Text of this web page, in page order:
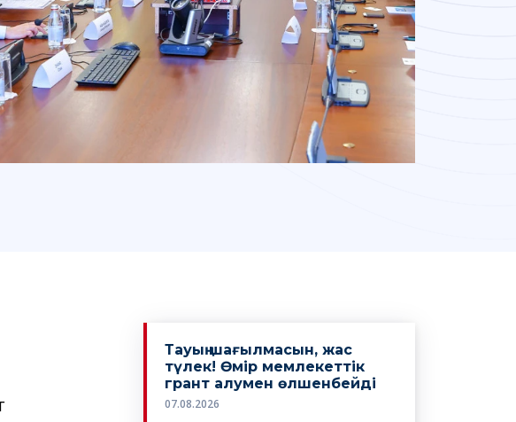
Тауың шағылмасын, жас
түлек! Өмiр мемлекеттiк
грант алумен өлшенбейдi
07.08.2026